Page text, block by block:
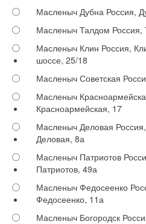
Масленыч Дубна Россия,
Масленыч Талдом
Масленыч Клин Россия,
шоссе, 25/18
Масленыч Советская
Масленыч
Красноармейская, 17
Масленыч Деловая
Деловая, 8а
Масленыч Патриотов
Патриотов, 49а
Масленыч Федосеенко
Федосеенко, 11а
Масленыч Богородск